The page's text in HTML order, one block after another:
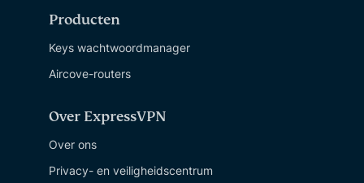
Producten
Keys wachtwoordmanager
Aircove-routers
Over ExpressVPN
Over ons
Privacy- en veiligheidscentrum